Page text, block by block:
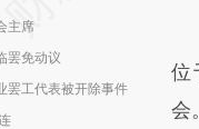
主席
罢免动议
罢工代表被开除事件
位
会